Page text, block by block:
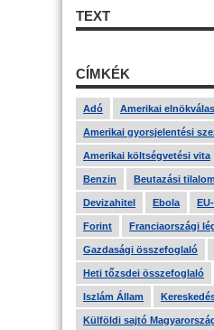
TEXT
CÍMKÉK
Adó Amerikai
Amerikai gyorsjelentési
Amerikai költségvetési vita
Benzin Beutazási tilalom
Devizahitel Ebola
Forint Franciaországi
Gazdasági összefoglaló
Heti tőzsdei összefoglaló
Iszlám Állam
Külföldi sajtó